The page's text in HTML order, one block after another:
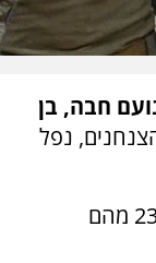
חבה, בן
חטיבת הצנחנים, נפל
572 חיילי צה"ל נהרגו מתחילת המלחמה, 235 מהם